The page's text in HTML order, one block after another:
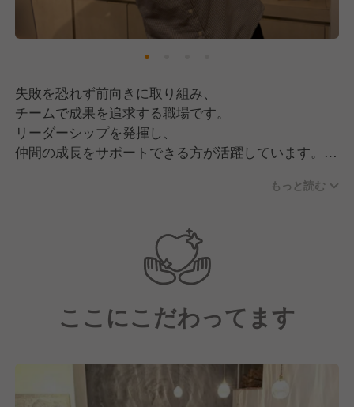
◆各メディアでも取り上げられています！◆
SNS・クラウドファンディングでウサワが広がり、
話題のお店としてさまざまなメディアで
取り上げていただいてます。
【メディア実績：TV】
NHK：「ほっと関西サタデー」にて紹介
サンテレビ：「NEWS×情報 キャッチ＋」にて紹介
兵庫県の地域情報サイト：「TANOSU」にて記載
失敗を恐れず前向きに取り組み、
チームで成果を追求する職場です。
リーダーシップを発揮し、
仲間の成長をサポートできる方が活躍しています。
●店舗運営やスタッフ管理に興味がある方
●地域活性化や新しいことに挑戦したい方
●キャリアアップを目指し、成長を遂げたい方
●地域貢献に興味がある方
●商品開発や紅茶の知識を身につけたい方
●新しい店舗やサービスの立ち上げに関与したい方
もっと読む
ここにこだわってます